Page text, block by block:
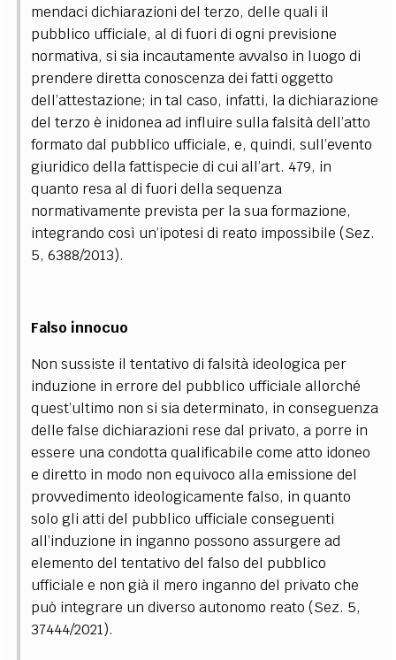
mendaci dichiarazioni del terzo, delle quali il
pubblico ufficiale, al di fuori di ogni previsione
normativa, si sia incautamente avvalso in luogo di
prendere diretta conoscenza dei fatti oggetto
dell’attestazione; in tal caso, infatti, la dichiarazione
del terzo è inidonea ad influire sulla falsità dell’atto
formato dal pubblico ufficiale, e, quindi, sull’evento
giuridico della fattispecie di cui all’art. 479, in
quanto resa al di fuori della sequenza
normativamente prevista per la sua formazione,
integrando così un’ipotesi di reato impossibile (Sez.
5, 6388/2013).
Falso innocuo
Non sussiste il tentativo di falsità ideologica per
induzione in errore del pubblico ufficiale allorché
quest’ultimo non si sia determinato, in conseguenza
delle false dichiarazioni rese dal privato, a porre in
essere una condotta qualificabile come atto idoneo
e diretto in modo non equivoco alla emissione del
provvedimento ideologicamente falso, in quanto
solo gli atti del pubblico ufficiale conseguenti
all’induzione in inganno possono assurgere ad
elemento del tentativo del falso del pubblico
ufficiale e non già il mero inganno del privato che
può integrare un diverso autonomo reato (Sez. 5,
37444/2021).